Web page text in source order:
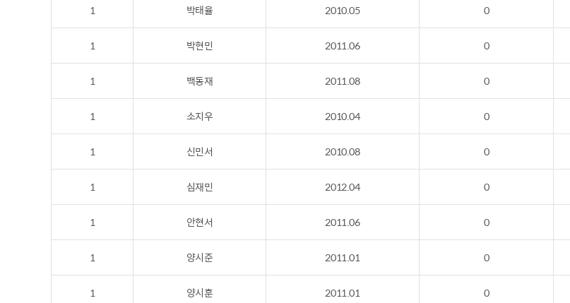
1 박태율 2010.05 0
1 박현민 2011.06 0
1 백동재 2011.08 0
1 소지우 2010.04 0
1 신민서 2010.08 0
1 심재민 2012.04 0
1 안현서 2011.06 0
1 양시준 2011.01 0
1 양시훈 2011.01 0